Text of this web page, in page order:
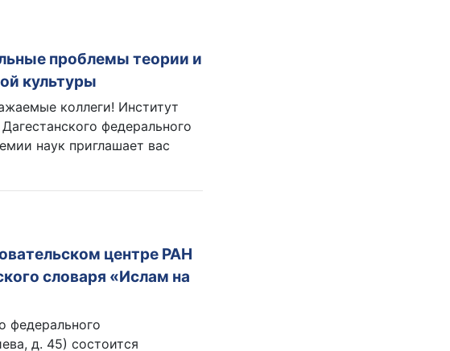
проблемы теории и
культуры
коллеги! Институт
федерального
наук приглашает вас
центре РАН
словаря «Ислам на
федерального
д. 45) состоится